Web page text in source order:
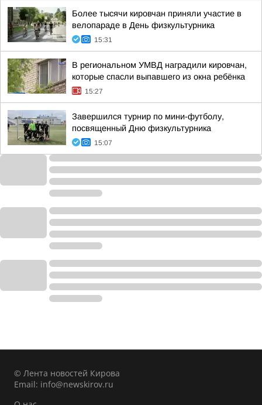
Более тысячи кировчан приняли участие в
велопараде в День физкультурника
15:31
В региональном УМВД наградили кировчан,
которые спасли выпавшего из окна ребёнка
15:27
Завершился турнир по мини-футболу,
посвященный Дню физкультурника
15:07
© Лента новостей Кирова
Email: info@newskirov.ru